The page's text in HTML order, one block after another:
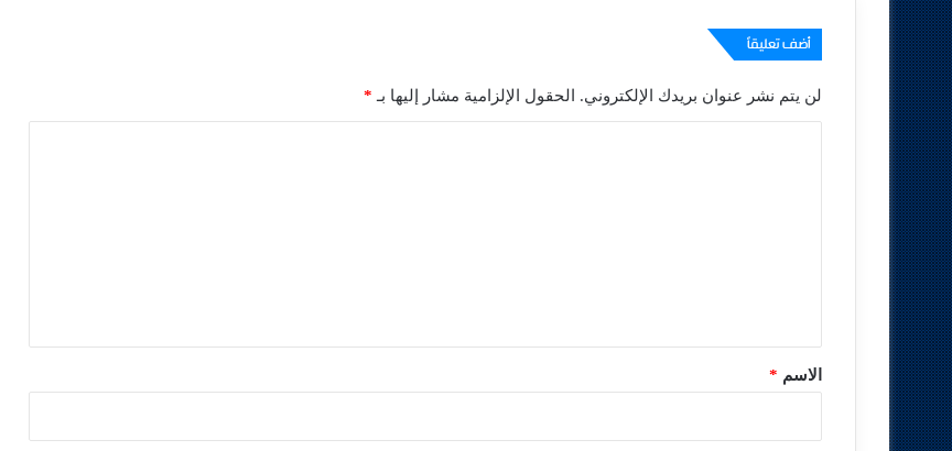
أضف تعليقاً
لن يتم نشر عنوان بريدك الإلكتروني. الحقول الإلزامية مشار إليها بـ *
*الاسم *